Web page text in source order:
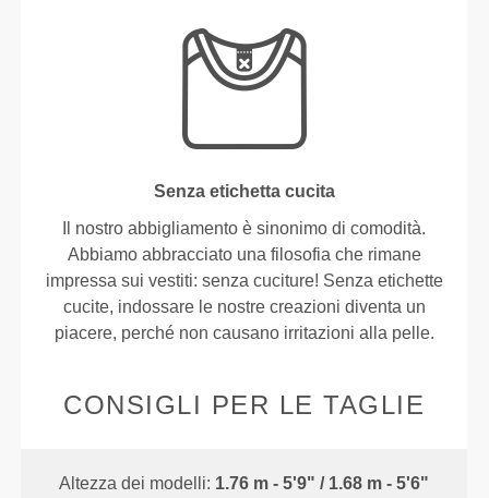
Senza etichetta cucita
Il nostro abbigliamento è sinonimo di comodità.
Abbiamo abbracciato una filosofia che rimane
impressa sui vestiti: senza cuciture! Senza etichette
cucite, indossare le nostre creazioni diventa un
piacere, perché non causano irritazioni alla pelle.
CONSIGLI PER LE TAGLIE
Altezza dei modelli: 1.76 m - 5'9" / 1.68 m - 5'6"